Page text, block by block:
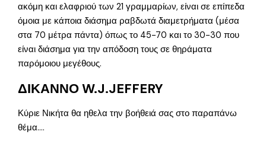
ακόμη και ελαφριού των 21 γραμμαρίων, είναι σε επίπεδα
όμοια με κάποια διάσημα ραβδωτά διαμετρήματα (μέσα
στα 70 μέτρα πάντα) όπως το 45-70 και το 30-30 που
είναι διάσημα για την απόδοση τους σε θηράματα
παρόμοιου μεγέθους.
ΔΙΚΑΝΝΟ W.J.JEFFERY
Κύριε Νικήτα θα ηθελα την βοήθειά σας στο παραπάνω
θέμα….